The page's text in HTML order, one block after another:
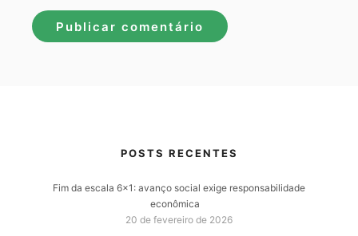
POSTS RECENTES
Fim da escala 6×1: avanço social exige responsabilidade
econômica
20 de fevereiro de 2026